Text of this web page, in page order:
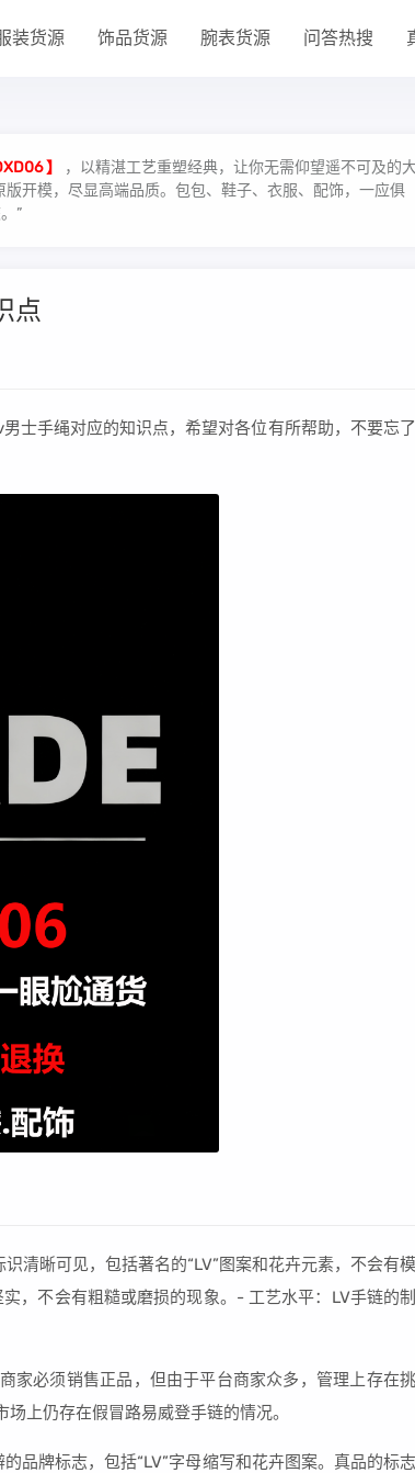
装货源 饰品货源 腕表货源 问答热搜
】
，以精湛工艺重塑经典，让你无需仰望遥不可及的
开模，尽显高端品质。包包、鞋子、衣服、配饰，一应俱
”
点
士手绳对应的知识点，希望对各位有所帮助，不要忘了
清晰可见，包括著名的“LV”图案和花卉元素，不会有模
，不会有粗糙或磨损的现象。- 工艺水平：LV手链的制
家必须销售正品，但由于平台商家众多，管理上存在挑
上仍存在假冒路易威登手链的情况。
品牌标志，包括“LV”字母缩写和花卉图案。真品的标志